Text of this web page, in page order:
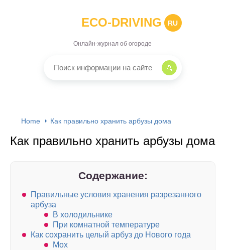
ECO-DRIVING RU
Онлайн-журнал об огороде
Home Как правильно хранить арбузы дома
Как правильно хранить арбузы дома
Содержание:
Правильные условия хранения разрезанного
арбуза
В холодильнике
При комнатной температуре
Как сохранить целый арбуз до Нового года
Мох